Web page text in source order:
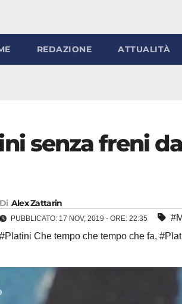
REDAZIONE ATTUALITÀ
senza freni
Di Alex Zattarin
PUBBLICATO: 17 NOV, 2019 - ORE: 22:35
#Platini Che tempo che tempo che fa,